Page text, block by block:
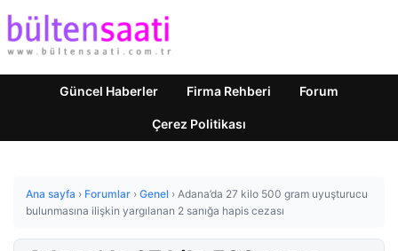
Güncel Haberler Firma Rehberi Forum
Çerez Politikası
Ana sayfa › Forumlar › Genel › Adana’da 27 kilo 500 gram uyuşturucu
bulunmasına ilişkin yargılanan 2 sanığa hapis cezası